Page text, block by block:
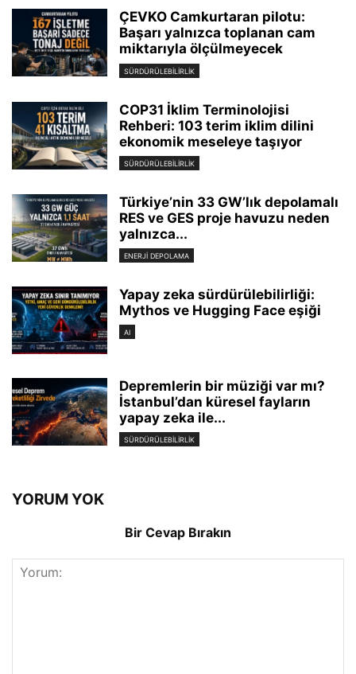
ÇEVKO Camkurtaran pilotu:
Başarı yalnızca toplanan cam
miktarıyla ölçülmeyecek
SÜRDÜRÜLEBILIRLIK
COP31 İklim Terminolojisi
Rehberi: 103 terim iklim dilini
ekonomik meseleye taşıyor
SÜRDÜRÜLEBILIRLIK
Türkiye’nin 33 GW’lık depolamalı
RES ve GES proje havuzu neden
yalnızca...
ENERJI DEPOLAMA
Yapay zeka sürdürülebilirliği:
Mythos ve Hugging Face eşiği
AI
Depremlerin bir müziği var mı?
İstanbul’dan küresel fayların
yapay zeka ile...
SÜRDÜRÜLEBILIRLIK
YORUM YOK
Bir Cevap Bırakın